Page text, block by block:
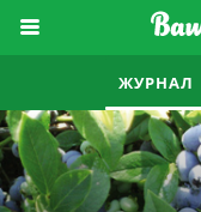
ЖУРНАЛ